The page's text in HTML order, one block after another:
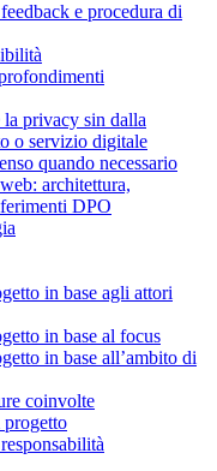
e procedura di
la privacy sin dalla
o servizio digitale
quando necessario
architettura,
DPO
in base agli attori
in base al focus
in base all’ambito di
coinvolte